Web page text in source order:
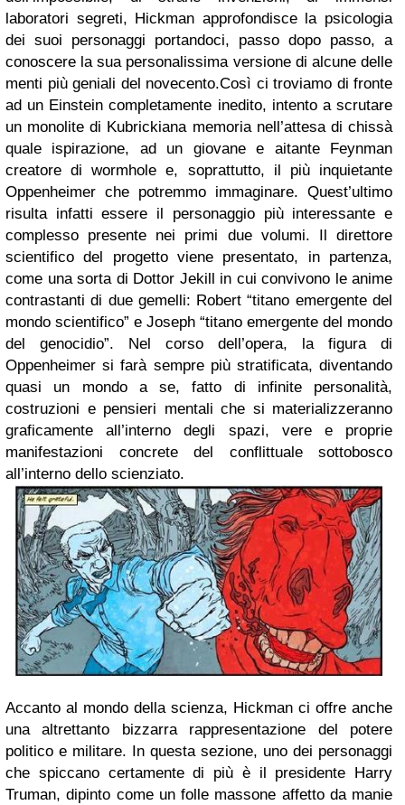
laboratori segreti, Hickman approfondisce la psicologia
dei suoi personaggi portandoci, passo dopo passo, a
conoscere la sua personalissima versione di alcune delle
menti più geniali del novecento.Così ci troviamo di fronte
ad un Einstein completamente inedito, intento a scrutare
un monolite di Kubrickiana memoria nell’attesa di chissà
quale ispirazione, ad un giovane e aitante Feynman
creatore di wormhole e, soprattutto, il più inquietante
Oppenheimer che potremmo immaginare. Quest’ultimo
risulta infatti essere il personaggio più interessante e
complesso presente nei primi due volumi. Il direttore
scientifico del progetto viene presentato, in partenza,
come una sorta di Dottor Jekill in cui convivono le anime
contrastanti di due gemelli: Robert “titano emergente del
mondo scientifico” e Joseph “titano emergente del mondo
del genocidio”. Nel corso dell’opera, la figura di
Oppenheimer si farà sempre più stratificata, diventando
quasi un mondo a se, fatto di infinite personalità,
costruzioni e pensieri mentali che si materializzeranno
graficamente all’interno degli spazi, vere e proprie
manifestazioni concrete del conflittuale sottobosco
all’interno dello scienziato.
Accanto al mondo della scienza, Hickman ci offre anche
una altrettanto bizzarra rappresentazione del potere
politico e militare. In questa sezione, uno dei personaggi
che spiccano certamente di più è il presidente Harry
Truman, dipinto come un folle massone affetto da manie